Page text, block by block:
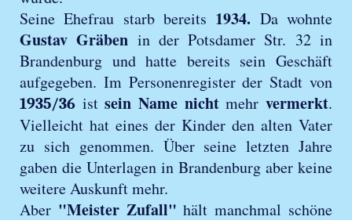
Seine Ehefrau starb bereits 1934. Da wohnte
Gustav Gräben in der Potsdamer Str. 32 in
Brandenburg und hatte bereits sein Geschäft
aufgegeben. Im Personenregister der Stadt von
1935/36 istsein Name nichtmehrvermerkt.
Vielleicht hat eines der Kinder den alten Vater
zu sich genommen. Über seine letzten Jahre
gaben die Unterlagen in Brandenburg aber keine
weitere Auskunft mehr.
Aber "Meister Zufall" hält manchmal schöne